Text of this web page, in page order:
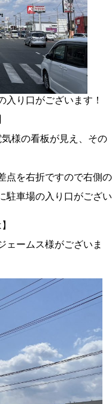
入り口がございます！
様の看板が見え、その
点を右折ですので右側の
駐車場の入り口がござい
ェームス様がございま